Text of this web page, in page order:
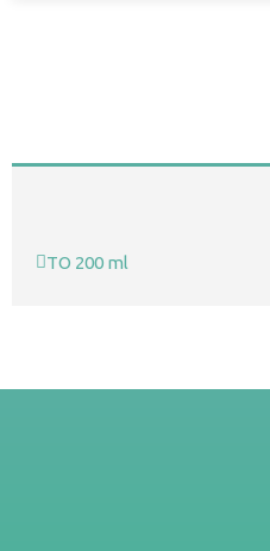
TO 200 ml